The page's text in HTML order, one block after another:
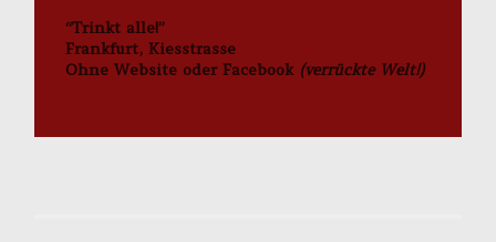
“Trinkt alle!”
Frankfurt, Kiesstrasse
Ohne Website oder Facebook(verrückte Welt!)